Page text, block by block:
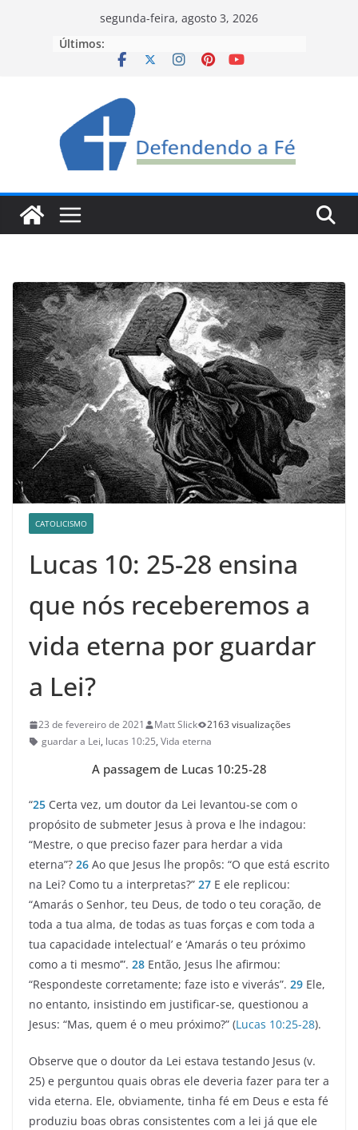
segunda-feira, agosto 3, 2026
Últimos:
CATOLICISMO
Lucas 10: 25-28 ensina
que nós receberemos a
vida eterna por guardar
a Lei?
23 de fevereiro de 2021 Matt Slick
2163 visualizações
guardar a Lei, lucas 10:25, Vida eterna
A passagem de Lucas 10:25-28
“25 Certa vez, um doutor da Lei levantou-se com o
propósito de submeter Jesus à prova e lhe indagou:
“Mestre, o que preciso fazer para herdar a vida
eterna”? 26 Ao que Jesus lhe propôs: “O que está escrito
na Lei? Como tu a interpretas?” 27 E ele replicou:
“Amarás o Senhor, teu Deus, de todo o teu coração, de
toda a tua alma, de todas as tuas forças e com toda a
tua capacidade intelectual’ e ‘Amarás o teu próximo
como a ti mesmo’”. 28 Então, Jesus lhe afirmou:
“Respondeste corretamente; faze isto e viverás”. 29 Ele,
no entanto, insistindo em justificar-se, questionou a
Jesus: “Mas, quem é o meu próximo?” (Lucas 10:25-28).
Observe que o doutor da Lei estava testando Jesus (v.
25) e perguntou quais obras ele deveria fazer para ter a
vida eterna. Ele, obviamente, tinha fé em Deus e esta fé
produziu boas obras consistentes com a lei já que ele